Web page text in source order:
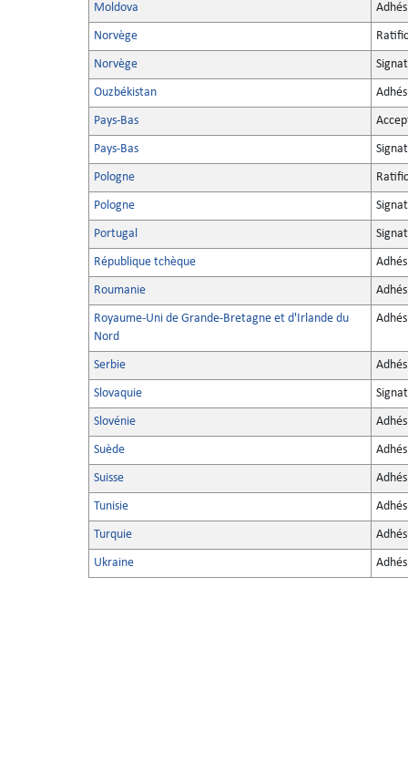
Moldova
Norvège
Norvège
Ouzbékistan
Pays-Bas
Pays-Bas
Pologne
Pologne
Portugal
République tchèque
Roumanie
Royaume-Uni de Grande-Bretagne et d'Irlande du
Nord
Serbie
Slovaquie
Slovénie
Suède
Suisse
Tunisie
Turquie
Ukraine